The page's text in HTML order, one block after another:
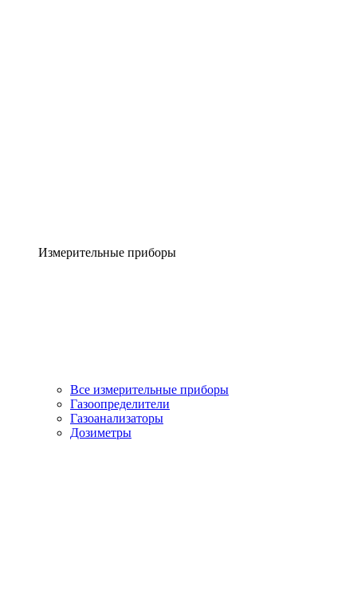
Измерительные приборы
Все измерительные приборы
Газоопределители
Газоанализаторы
Дозиметры